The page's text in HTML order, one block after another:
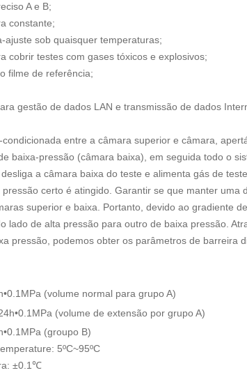
A e B;
constante;
ajuste sob quaisquer temperaturas;
cobrir testes com gases tóxicos e explosivos;
filme de referência;
gestão de dados LAN e transmissão de dados
entre a câmara superior e câmara,
baixa-pressão (câmara baixa), em seguida todo o
a câmara baixa do teste e alimenta gás de
certo é atingido. Garantir se que manter uma
superior e baixa. Portanto, devido ao gradiente
lado de alta pressão para outro de baixa pressão.
pressão, podemos obter os parâmetros de barreira
(volume normal para grupo A)
(volume de extensão por grupo A)
(groupo B)
5ºC~95ºC
±0.1℃